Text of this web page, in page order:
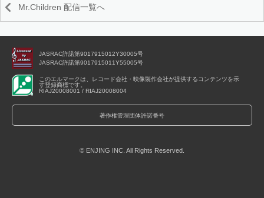
Mr.Children 配信一覧へ
JASRAC許諾第9017915012Y30005号
JASRAC許諾第9017915011Y55005号
このエルマークは、レコード会社・映像製作会社が提供するコンテンツを示
す登録商標です。
RIAJ20008001 / RIAJ20008004
著作権管理団体許諾番号
© ENJING INC. All Rights Reserved.